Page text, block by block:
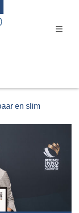
en slim